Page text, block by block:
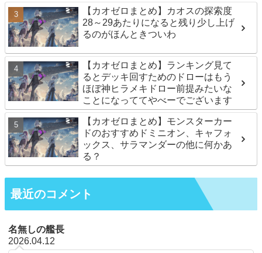
【カオゼロまとめ】カオスの探索度
28～29あたりになると残り少し上げ
るのがほんときついわ
【カオゼロまとめ】ランキング見て
るとデッキ回すためのドローはもう
ほぼ神ヒラメキドロー前提みたいな
ことになっててやべーでございます
【カオゼロまとめ】モンスターカー
ドのおすすめドミニオン、キャフォ
ックス、サラマンダーの他に何かあ
る？
最近のコメント
名無しの艦長
2026.04.12